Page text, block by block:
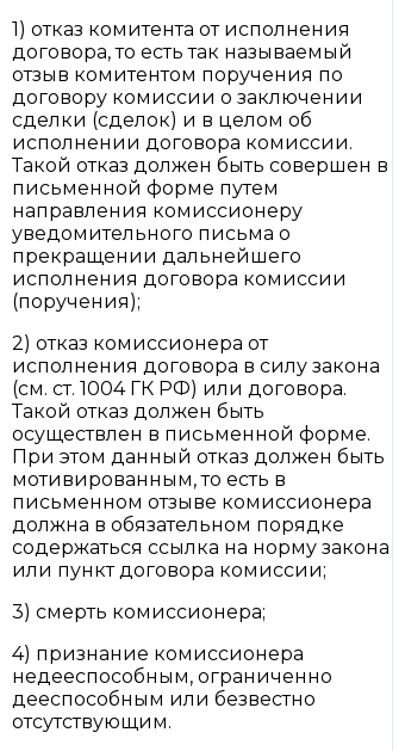
1) отказ комитента от исполнения
договора, то есть так называемый
отзыв комитентом поручения по
договору комиссии о заключении
сделки (сделок) и в целом об
исполнении договора комиссии.
Такой отказ должен быть совершен в
письменной форме путем
направления комиссионеру
уведомительного письма о
прекращении дальнейшего
исполнения договора комиссии
(поручения);
2) отказ комиссионера от
исполнения договора в силу закона
(см. ст. 1004 ГК РФ) или договора.
Такой отказ должен быть
осуществлен в письменной форме.
При этом данный отказ должен быть
мотивированным, то есть в
письменном отзыве комиссионера
должна в обязательном порядке
содержаться ссылка на норму закона
или пункт договора комиссии;
3) смерть комиссионера;
4) признание комиссионера
недееспособным, ограниченно
дееспособным или безвестно
отсутствующим.